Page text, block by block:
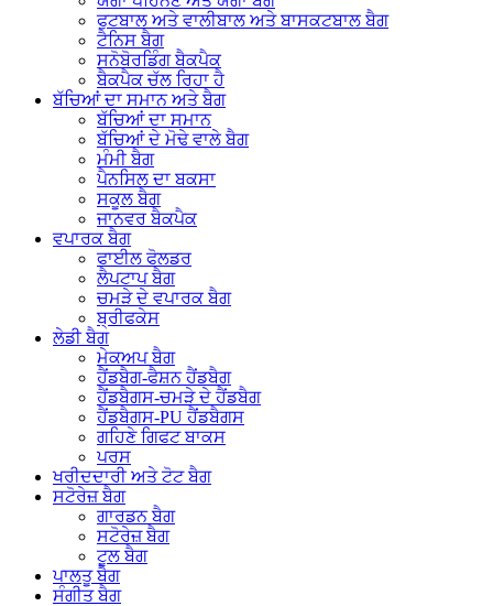
ਫੁਟਬਾਲ ਅਤੇ ਵਾਲੀਬਾਲ ਅਤੇ ਬਾਸਕਟਬਾਲ ਬੈਗ
ਟੈਨਿਸ ਬੈਗ
ਸਨੋਬੋਰਡਿੰਗ ਬੈਕਪੈਕ
ਬੈਕਪੈਕ ਚੱਲ ਰਿਹਾ ਹੈ
ਬੱਚਿਆਂ ਦਾ ਸਮਾਨ ਅਤੇ ਬੈਗ
ਬੱਚਿਆਂ ਦਾ ਸਮਾਨ
ਬੱਚਿਆਂ ਦੇ ਮੋਢੇ ਵਾਲੇ ਬੈਗ
ਮੰਮੀ ਬੈਗ
ਪੈਨਸਿਲ ਦਾ ਬਕਸਾ
ਸਕੂਲ ਬੈਗ
ਜਾਨਵਰ ਬੈਕਪੈਕ
ਵਪਾਰਕ ਬੈਗ
ਫਾਈਲ ਫੋਲਡਰ
ਲੈਪਟਾਪ ਬੈਗ
ਚਮੜੇ ਦੇ ਵਪਾਰਕ ਬੈਗ
ਬ੍ਰੀਫਕੇਸ
ਲੇਡੀ ਬੈਗ
ਮੇਕਅਪ ਬੈਗ
ਹੈਂਡਬੈਗ-ਫੈਸ਼ਨ ਹੈਂਡਬੈਗ
ਹੈਂਡਬੈਗਸ-ਚਮੜੇ ਦੇ ਹੈਂਡਬੈਗ
ਹੈਂਡਬੈਗਸ-PU ਹੈਂਡਬੈਗਸ
ਗਹਿਣੇ ਗਿਫਟ ਬਾਕਸ
ਪਰਸ
ਖਰੀਦਦਾਰੀ ਅਤੇ ਟੋਟ ਬੈਗ
ਸਟੋਰੇਜ਼ ਬੈਗ
ਗਾਰਡਨ ਬੈਗ
ਸਟੋਰੇਜ਼ ਬੈਗ
ਟੂਲ ਬੈਗ
ਪਾਲਤੂ ਬੈਗ
ਸੰਗੀਤ ਬੈਗ